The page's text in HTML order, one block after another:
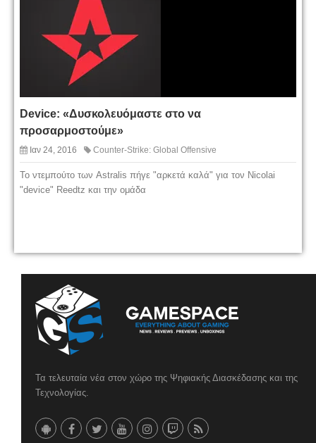
Device: «Δυσκολευόμαστε στο να
προσαρμοστούμε»
Ιαν 24, 2016 Counter-Strike: Global Offensive
Το ντεμπούτο των Astralis πήγε "αρκετά καλά" για τον Nicolai
"device" Reedtz και την ομάδα
Τα τελευταία νέα στον χώρο της Ψηφιακής Διασκέδασης και της
Τεχνολογίας.